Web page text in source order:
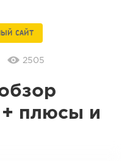
САЙТ
2505
плюсы и